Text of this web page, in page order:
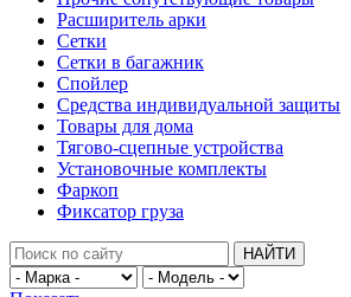
Расширитель арки
Сетки
Сетки в багажник
Спойлер
Средства индивидуальной защиты
Товары для дома
Тягово-сцепные устройства
Установочные комплекты
Фаркоп
Фиксатор груза
НАЙТИ